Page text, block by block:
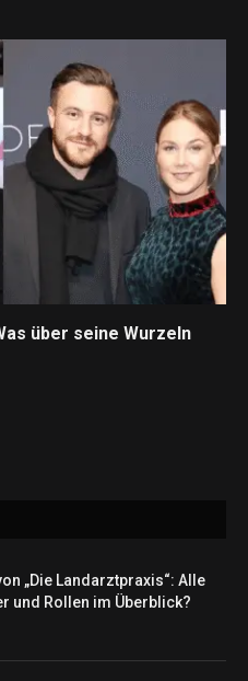
über seine Wurzeln
„Die Landarztpraxis“: Alle
und Rollen im Überblick?